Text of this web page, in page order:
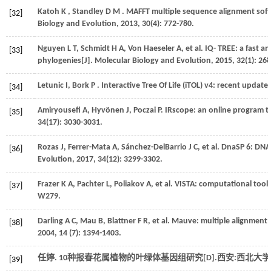
[32] Katoh K , Standley D M . MAFFT multiple sequence alignment
Biology and Evolution, 2013, 30(4): 772-780.
[33] Nguyen L T, Schmidt H A, Von Haeseler A, et al. IQ- TREE: a fast
phylogenies[J]. Molecular Biology and Evolution, 2015, 32(1):
[34] Letunic I, Bork P . Interactive Tree Of Life (iTOL) v4: recent
[35] Amiryousefi A, Hyvönen J, Poczai P. IRscope: an online
34(17): 3030-3031.
[36] Rozas J, Ferrer-Mata A, Sánchez-DelBarrio J C, et al. DnaSP 6:
Evolution, 2017, 34(12): 3299-3302.
[37] Frazer K A, Pachter L, Poliakov A, et al. VISTA: computational
W279.
[38] Darling A C, Mau B, Blattner F R, et al. Mauve: multiple
2004, 14 (7): 1394-1403.
[39] 任婷. 10种报春花属植物的叶绿体基因组研究[D].西安:西北大